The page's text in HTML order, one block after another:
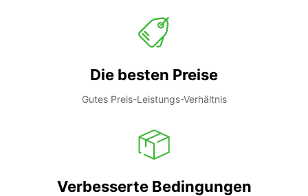
Die besten Preise
Gutes Preis-Leistungs-Verhältnis
Verbesserte Bedingungen